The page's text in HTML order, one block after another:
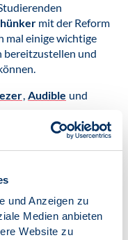
und Anzeigen zu
Medien anbieten
Website zu
mit der Reform
mal einige wichtige
bereitzustellen und
, Audible und
direkt an die AG
Arbeitsgruppe
bei dem
im BDP wenden.